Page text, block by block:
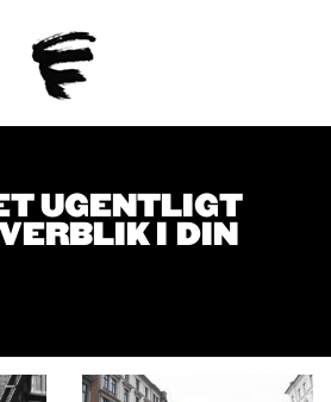
UGENTLIGT
I DIN